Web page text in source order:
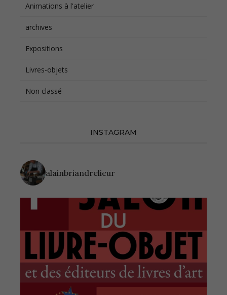
Animations à l'atelier
archives
Expositions
Livres-objets
Non classé
INSTAGRAM
alainbriandrelieur